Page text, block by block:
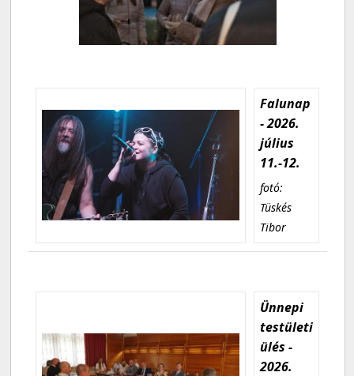
Falunap
- 2026.
július
11.-12.
fotó:
Tüskés
Tibor
Ünnepi
testületi
ülés -
2026.